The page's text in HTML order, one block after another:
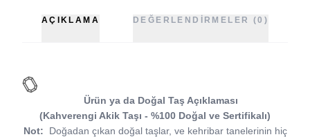
AÇIKLAMA DEĞERLENDIRMELER (0)
Ürün ya da Doğal Taş Açıklaması
(Kahverengi Akik Taşı - %100 Doğal ve Sertifikalı)
Not: Doğadan çıkan doğal taşlar, ve kehribar tanelerinin hiç